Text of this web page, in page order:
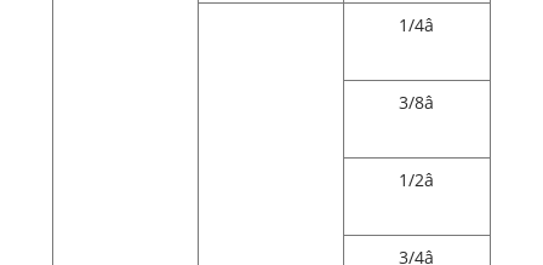
1/4â
3/8â
1/2â
3/4â